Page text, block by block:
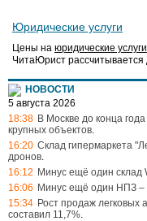
Юридические услуги
Цены на юридические услуги
ЧитаЮрист рассчитывается
НОВОСТИ
5 августа 2026
18:38 В Москве до конца
крупных объектов.
16:20 Склад гипермаркета
дронов.
16:12 Минус ещё один склад
16:06 Минус ещё один НПЗ –
15:34 Рост продаж легковых
составил 11,7%.